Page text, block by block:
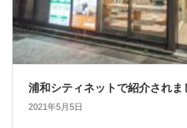
浦和シティネットで紹介されま
2021年5月5日